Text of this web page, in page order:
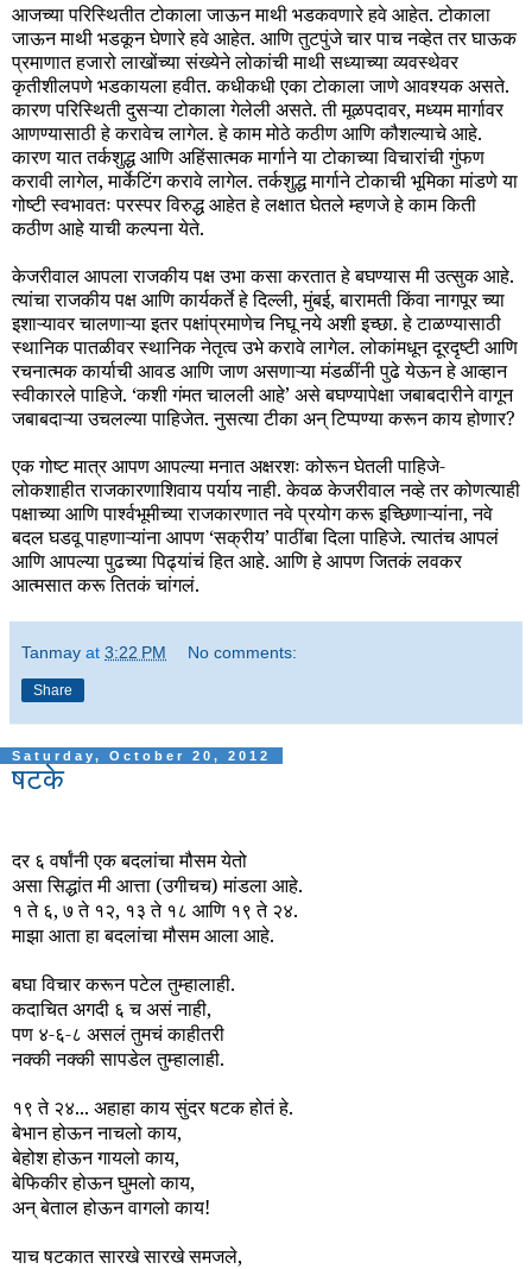
आजच्या परिस्थितीत टोकाला जाऊन माथी भडकवणारे हवे आहेत. टोकाला
जाऊन माथी भडकून घेणारे हवे आहेत. आणि तुटपुंजे चार पाच नव्हेत तर घाऊक
प्रमाणात हजारो लाखोंच्या संख्येने लोकांची माथी सध्याच्या व्यवस्थेवर
कृतीशीलपणे भडकायला हवीत. कधीकधी एका टोकाला जाणे आवश्यक असते.
कारण परिस्थिती दुसऱ्या टोकाला गेलेली असते. ती मूळपदावर, मध्यम मार्गावर
आणण्यासाठी हे करावेच लागेल. हे काम मोठे कठीण आणि कौशल्याचे आहे.
कारण यात तर्कशुद्ध आणि अहिंसात्मक मार्गाने या टोकाच्या विचारांची गुंफण
करावी लागेल, मार्केटिंग करावे लागेल. तर्कशुद्ध मार्गाने टोकाची भूमिका मांडणे या
गोष्टी स्वभावतः परस्पर विरुद्ध आहेत हे लक्षात घेतले म्हणजे हे काम किती
कठीण आहे याची कल्पना येते.
केजरीवाल आपला राजकीय पक्ष उभा कसा करतात हे बघण्यास मी उत्सुक आहे.
त्यांचा राजकीय पक्ष आणि कार्यकर्ते हे दिल्ली, मुंबई, बारामती किंवा नागपूर च्या
इशाऱ्यावर चालणाऱ्या इतर पक्षांप्रमाणेच निघू नये अशी इच्छा. हे टाळण्यासाठी
स्थानिक पातळीवर स्थानिक नेतृत्व उभे करावे लागेल. लोकांमधून दूरदृष्टी आणि
रचनात्मक कार्याची आवड आणि जाण असणाऱ्या मंडळींनी पुढे येऊन हे आव्हान
स्वीकारले पाहिजे. ‘कशी गंमत चालली आहे’ असे बघण्यापेक्षा जबाबदारीने वागून
जबाबदाऱ्या उचलल्या पाहिजेत. नुसत्या टीका अन् टिप्पण्या करून काय होणार?
एक गोष्ट मात्र आपण आपल्या मनात अक्षरशः कोरून घेतली पाहिजे-
लोकशाहीत राजकारणाशिवाय पर्याय नाही. केवळ केजरीवाल नव्हे तर कोणत्याही
पक्षाच्या आणि पार्श्वभूमीच्या राजकारणात नवे प्रयोग करू इच्छिणाऱ्यांना, नवे
बदल घडवू पाहणाऱ्यांना आपण ‘सक्रीय’ पाठींबा दिला पाहिजे. त्यातंच आपलं
आणि आपल्या पुढच्या पिढ्यांचं हित आहे. आणि हे आपण जितकं लवकर
आत्मसात करू तितकं चांगलं.
Tanmay at 3:22 PM No comments:
Share
Saturday, October 20, 2012
षटके
दर ६ वर्षांनी एक बदलांचा मौसम येतो
असा सिद्धांत मी आत्ता (उगीचच) मांडला आहे.
१ ते ६, ७ ते १२, १३ ते १८ आणि १९ ते २४.
माझा आता हा बदलांचा मौसम आला आहे.
बघा विचार करून पटेल तुम्हालाही.
कदाचित अगदी ६ च असं नाही,
पण ४-६-८ असलं तुमचं काहीतरी
नक्की नक्की सापडेल तुम्हालाही.
१९ ते २४... अहाहा काय सुंदर षटक होतं हे.
बेभान होऊन नाचलो काय,
बेहोश होऊन गायलो काय,
बेफिकीर होऊन घुमलो काय,
अन् बेताल होऊन वागलो काय!
याच षटकात सारखे सारखे समजले,